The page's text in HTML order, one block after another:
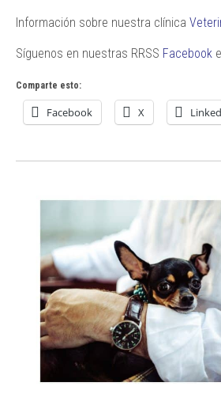
Información sobre nuestra clínica
Síguenos en nuestras RRSS Facebook e
Comparte esto:
Facebook X